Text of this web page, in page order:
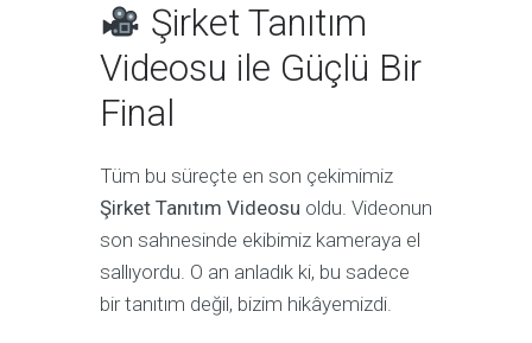
Şirket Tanıtım
Videosu ile Güçlü Bir
Final
Tüm bu süreçte en son çekimimiz
Şirket Tanıtım Videosu oldu. Videonun
son sahnesinde ekibimiz kameraya el
sallıyordu. O an anladık ki, bu sadece
bir tanıtım değil, bizim hikâyemizdi.